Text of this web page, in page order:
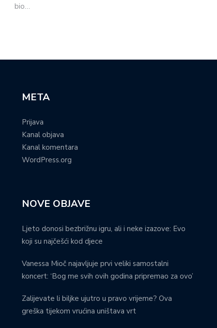
bio…
META
Prijava
Kanal objava
Kanal komentara
WordPress.org
NOVE OBJAVE
Ljeto donosi bezbrižnu igru, ali i neke izazove: Evo
koji su najčešći kod djece
Vanessa Mioč najavljuje prvi veliki samostalni
koncert: ‘Bog me svih ovih godina pripremao za ovo’
Zalijevate li biljke ujutro u pravo vrijeme? Ova
greška tijekom vrućina uništava vrt